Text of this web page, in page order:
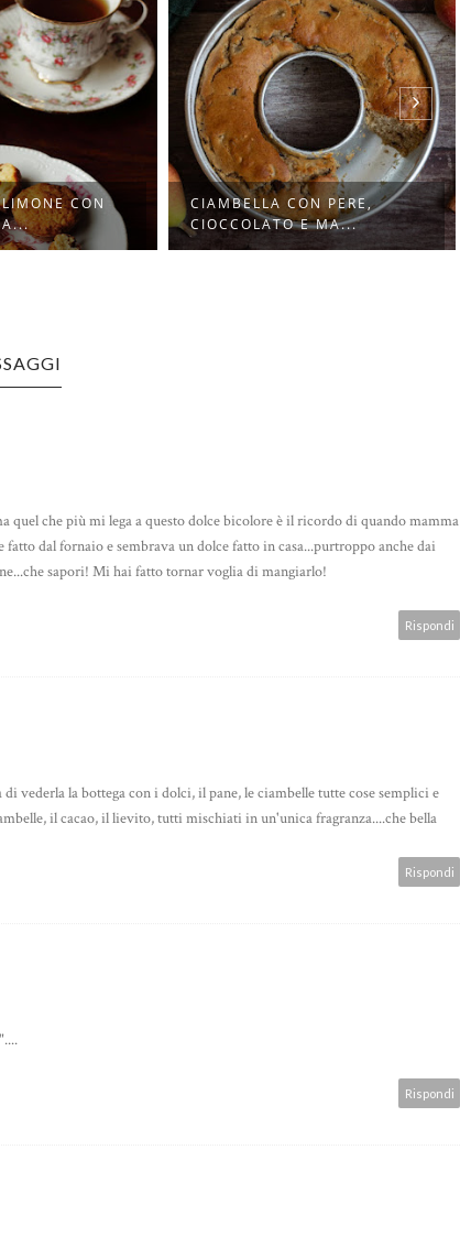
CON
CIAMBELLA CON PERE,
CIOCCOLATO E MA...
quel che più mi lega a questo dolce bicolore è il ricordo di quando mamma
fatto dal fornaio e sembrava un dolce fatto in casa...purtroppo anche dai
sapori! Mi hai fatto tornar voglia di mangiarlo!
Rispondi
vederla la bottega con i dolci, il pane, le ciambelle tutte cose semplici e
il cacao, il lievito, tutti mischiati in un'unica fragranza....che bella
Rispondi
Rispondi